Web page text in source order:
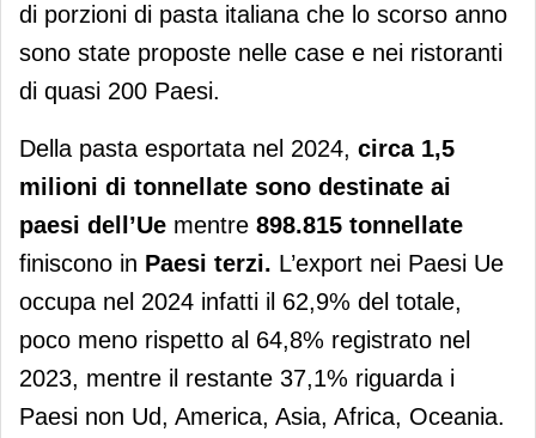
di porzioni di pasta italiana che lo scorso anno
sono state proposte nelle case e nei ristoranti
di quasi 200 Paesi.
Della pasta esportata nel 2024, circa 1,5
milioni di tonnellate sono destinate ai
paesi dell’Ue mentre 898.815 tonnellate
finiscono in Paesi terzi. L’export nei Paesi Ue
occupa nel 2024 infatti il 62,9% del totale,
poco meno rispetto al 64,8% registrato nel
2023, mentre il restante 37,1% riguarda i
Paesi non Ud, America, Asia, Africa, Oceania.